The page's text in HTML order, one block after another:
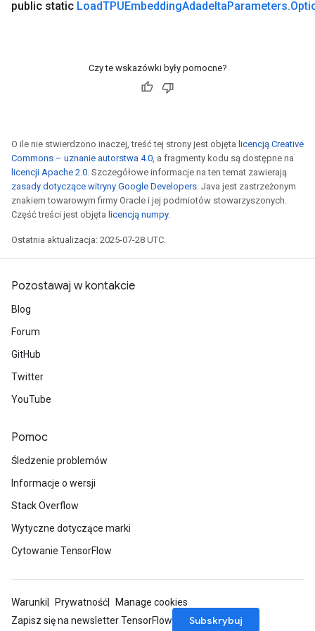
public static LoadTPUEmbeddingAdadeltaParameters.
Czy te wskazówki były pomocne?
O ile nie stwierdzono inaczej, treść tej strony jest objęta licencją Creative
Commons – uznanie autorstwa 4.0, a fragmenty kodu są dostępne na
licencji Apache 2.0. Szczegółowe informacje na ten temat zawierają
zasady dotyczące witryny Google Developers. Java jest zastrzeżonym
znakiem towarowym firmy Oracle i jej podmiotów stowarzyszonych.
Część treści jest objęta licencją numpy.
Ostatnia aktualizacja: 2025-07-28 UTC.
Pozostawaj w kontakcie
Blog
Forum
GitHub
Twitter
YouTube
Pomoc
Śledzenie problemów
Informacje o wersji
Stack Overflow
Wytyczne dotyczące marki
Cytowanie TensorFlow
Warunki Prywatność
Manage cookies
Zapisz się na newsletter TensorFlow
Subskrybuj